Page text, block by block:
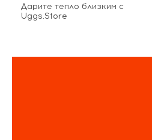
Дарите тепло близким с
Uggs.Store